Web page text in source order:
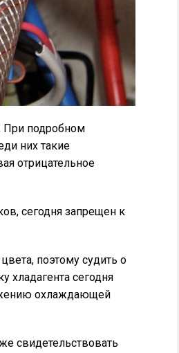
При подробном
них такие
отрицательное
сегодня запрещен к
поэтому судить о
хладагента сегодня
охлаждающей
свидетельствовать